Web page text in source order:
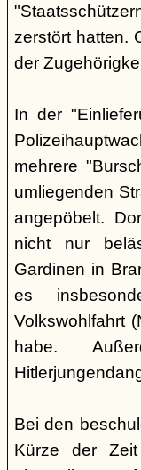
zerstört hatten.
der
In der
mehrere
umliegenden
angepöbelt.
nicht nur
Gardinen in
es
Volkswohlfahrt
habe.
Bei den
Kürze der